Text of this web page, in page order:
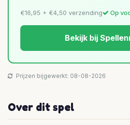
€16,95 + €4,50 verzending Op
Bekijk bij
Prijzen bijgewerkt: 08-08-2026
Over dit spel